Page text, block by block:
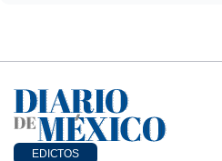
EDICTOS